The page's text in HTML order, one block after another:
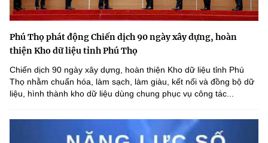
Phú Thọ phát động Chiến dịch 90 ngày xây dựng, hoàn
thiện Kho dữ liệu tỉnh Phú Thọ
Chiến dịch 90 ngày xây dựng, hoàn thiện Kho dữ liệu tỉnh Phú
Thọ nhằm chuẩn hóa, làm sạch, làm giàu, kết nối và đồng bộ dữ
liệu, hình thành kho dữ liệu dùng chung phục vụ công tác...